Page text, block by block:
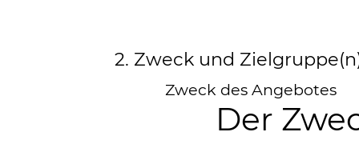
2. Zweck und
Zweck des Angebotes
Der